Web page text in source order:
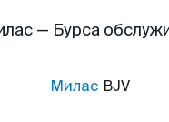
— Бурса
Милас BJV